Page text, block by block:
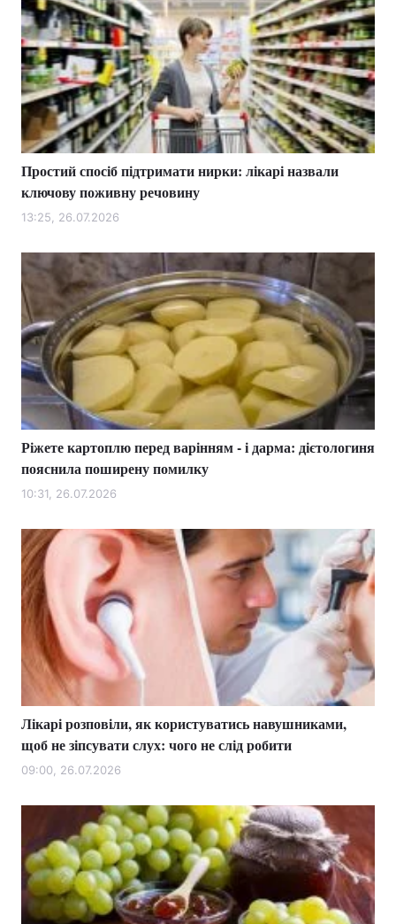
Простий спосіб підтримати нирки: лікарі назвали
ключову поживну речовину
13:25, 26.07.2026
Ріжете картоплю перед варінням - і дарма: дієтологиня
пояснила поширену помилку
10:31, 26.07.2026
Лікарі розповіли, як користуватись навушниками,
щоб не зіпсувати слух: чого не слід робити
09:00, 26.07.2026